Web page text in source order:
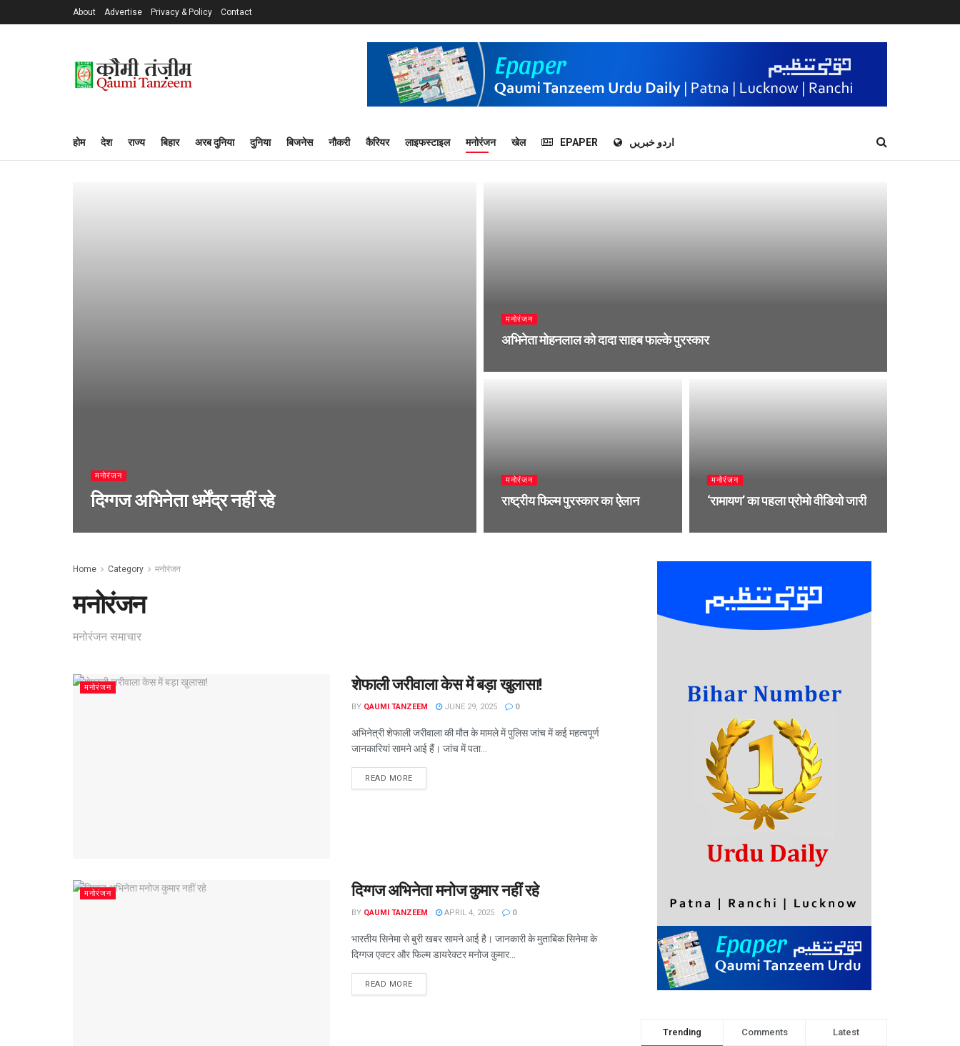
About Advertise Privacy & Policy Contact
होम देश राज्य बिहार अरब दुनिया दुनिया बिजनेस नौकरी कैरियर लाइफस्टाइल मनोरंजन खेल EPAPER اردو خبریں
मनोरंजन
दिग्गज अभिनेता धर्मेंद्र नहीं रहे
मनोरंजन
अभिनेता मोहनलाल को दादा साहब फाल्के पुरस्कार
मनोरंजन
राष्ट्रीय फिल्म पुरस्कार का ऐलान
मनोरंजन
‘रामायण’ का पहला प्रोमो वीडियो जारी
Home Category मनोरंजन
मनोरंजन
मनोरंजन समाचार
मनोरंजन शेफाली जरीवाला केस में बड़ा खुलासा!
BY QAUMI TANZEEM JUNE 29, 2025 0
अभिनेत्री शेफाली जरीवाला की मौत के मामले में पुलिस जांच में कई महत्वपूर्ण
जानकारियां सामने आई हैं। जांच में पता...
READ MORE
मनोरंजन दिग्गज अभिनेता मनोज कुमार नहीं रहे
BY QAUMI TANZEEM APRIL 4, 2025 0
भारतीय सिनेमा से बुरी खबर सामने आई है। जानकारी के मुताबिक सिनेमा के
दिग्गज एक्टर और फिल्म डायरेक्टर मनोज कुमार...
READ MORE
Trending Comments Latest